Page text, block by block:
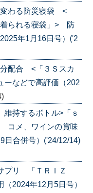
わる防災寝袋 <
着られる寝袋」> 防
年1月16日号）('2
分配合 <「３Ｓスカ
などで高評価（202
持するボトル>「ｓ
メ、ワインの賞味
日合併号）('24/12/14)
プリ 「ＴＲＩＺ
2024年12月5日号）